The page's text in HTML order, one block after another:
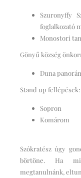
Szuronyffy
foglalkozató
Monostori
Gönyű község
Duna
Stand up fellépések:
Sopron
Komárom
Szókratész úgy
börtöne. Ha
megtanulnánk,